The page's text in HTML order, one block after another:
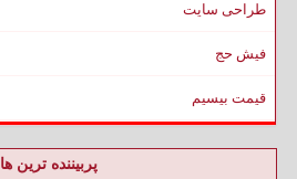
طراحی سایت
فیش حج
قیمت بیسیم
پربیننده ترین ها